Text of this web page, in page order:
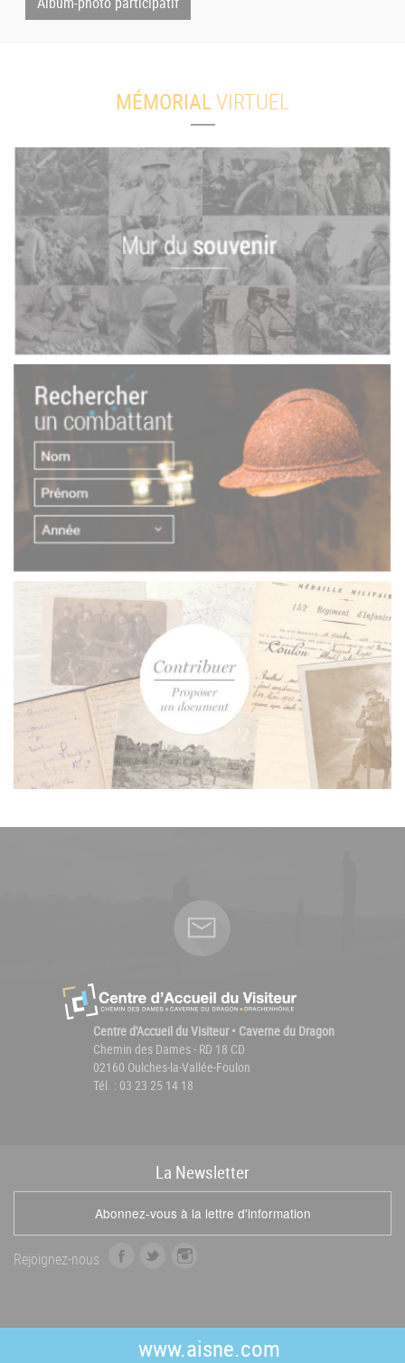
MÉMORIALVIRTUEL
Centre d'Accueil du Visiteur • Caverne du Dragon
Chemin des Dames - RD 18 CD
02160 Oulches-la-Vallée-Foulon
Tél. : 03 23 25 14 18
La Newsletter
Abonnez-vous à la lettre d'information
Rejoignez-nous
b
t
e
a
g
www.aisne.com